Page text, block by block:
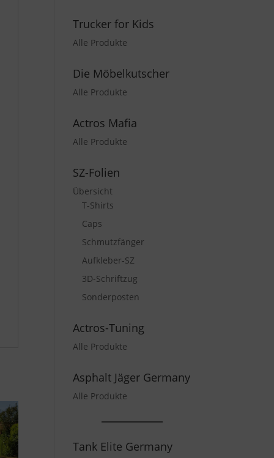
Trucker for Kids
Alle Produkte
Die Möbelkutscher
Alle Produkte
Actros Mafia
Alle Produkte
SZ-Folien
Übersicht
T-Shirts
Caps
Schmutzfänger
Aufkleber-SZ
3D-Schriftzug
Sonderposten
Actros-Tuning
Alle Produkte
Asphalt Jäger Germany
Alle Produkte
Tank Elite Germany